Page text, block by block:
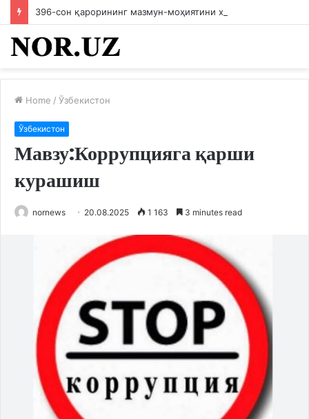
Home / Ўзбекистон
Ўзбекистон
Мавзу:Коррупцияга қарши
курашиш
nornews 20.08.2025 1 163 3 minutes read